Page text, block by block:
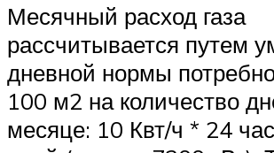
Месячный расход газа
рассчитывается путем
дневной нормы
100 м2 на количество
месяце: 10 Квт/ч * 24